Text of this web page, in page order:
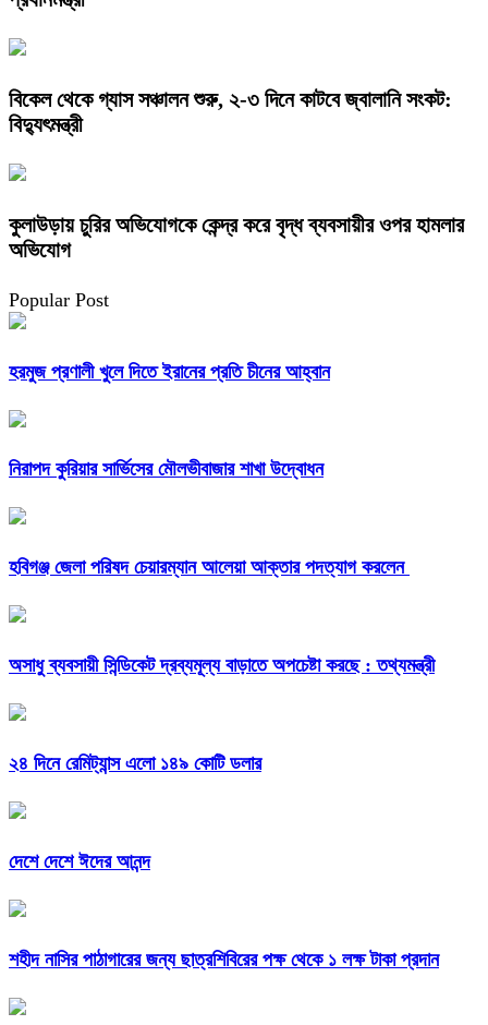
বিকেল থেকে গ্যাস সঞ্চালন শুরু, ২-৩ দিনে কাটবে জ্বালানি সংকট:
বিদ্যুৎমন্ত্রী
কুলাউড়ায় চুরির অভিযোগকে কেন্দ্র করে বৃদ্ধ ব্যবসায়ীর ওপর হামলার
অভিযোগ
Popular Post
হরমুজ প্রণালী খুলে দিতে ইরানের প্রতি চীনের আহ্বান
নিরাপদ কুরিয়ার সার্ভিসের মৌলভীবাজার শাখা উদ্বোধন
হবিগঞ্জ জেলা পরিষদ চেয়ারম্যান আলেয়া আক্তার পদত্যাগ করলেন
অসাধু ব্যবসায়ী সিন্ডিকেট দ্রব্যমূল্য বাড়াতে অপচেষ্টা করছে : তথ্যমন্ত্রী
২৪ দিনে রেমিট্যান্স এলো ১৪৯ কোটি ডলার
দেশে দেশে ঈদের আনন্দ
শহীদ নাসির পাঠাগারের জন্য ছাত্রশিবিরের পক্ষ থেকে ১ লক্ষ টাকা প্রদান